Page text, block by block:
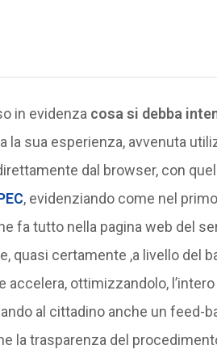
in evidenza cosa si debba
la sua esperienza, avvenuta
dal browser, con
, evidenziando come nel
fa tutto nella pagina web del
quasi certamente ,a livello del
ottimizzandolo,
al cittadino anche un feed-
la trasparenza del